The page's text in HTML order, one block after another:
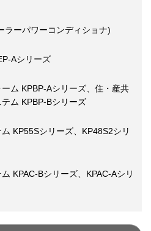
ラーパワーコンディショナ)
Aシリーズ
ム KPBP-Aシリーズ、住・産共
ム KPBP-Bシリーズ
KP55Sシリーズ、KP48S2シリ
KPAC-Bシリーズ、KPAC-Aシリ